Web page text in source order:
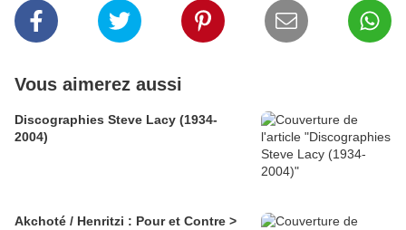
Vous aimerez aussi
Discographies Steve Lacy (1934-
2004)
Akchoté / Henritzi : Pour et Contre >